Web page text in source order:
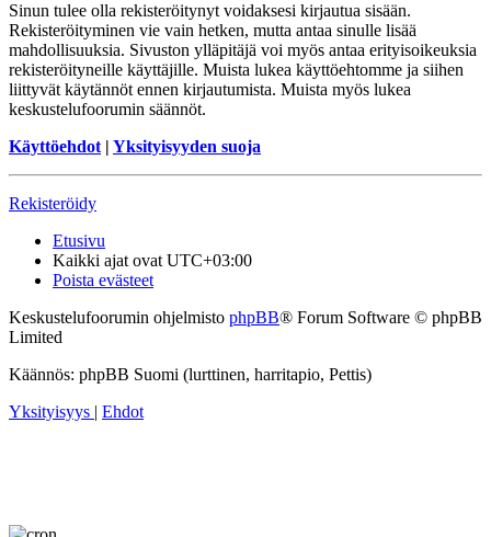
Sinun tulee olla rekisteröitynyt voidaksesi kirjautua sisään.
Rekisteröityminen vie vain hetken, mutta antaa sinulle lisää
mahdollisuuksia. Sivuston ylläpitäjä voi myös antaa erityisoikeuksia
rekisteröityneille käyttäjille. Muista lukea käyttöehtomme ja siihen
liittyvät käytännöt ennen kirjautumista. Muista myös lukea
keskustelufoorumin säännöt.
Käyttöehdot | Yksityisyyden suoja
Rekisteröidy
Etusivu
Kaikki ajat ovat UTC+03:00
Poista evästeet
Keskustelufoorumin ohjelmisto phpBB® Forum Software © phpBB
Limited
Käännös: phpBB Suomi (lurttinen, harritapio, Pettis)
Yksityisyys | Ehdot